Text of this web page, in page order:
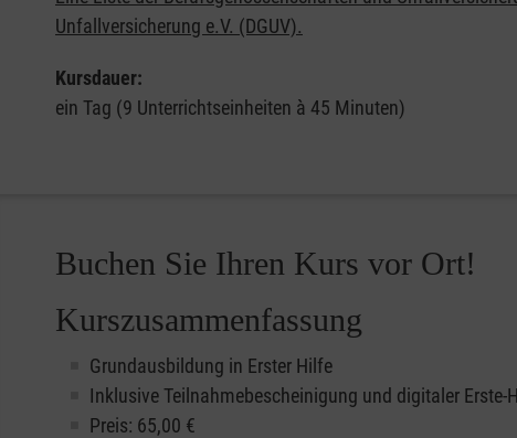
Unfallversicherung e.V. (DGUV).
Kursdauer:
ein Tag (9 Unterrichtseinheiten à 45 Minuten)
Buchen Sie Ihren Kurs vor Ort!
Kurszusammenfassung
Grundausbildung in Erster Hilfe
Inklusive Teilnahmebescheinigung und digitaler Erste-
Preis: 65,00 €